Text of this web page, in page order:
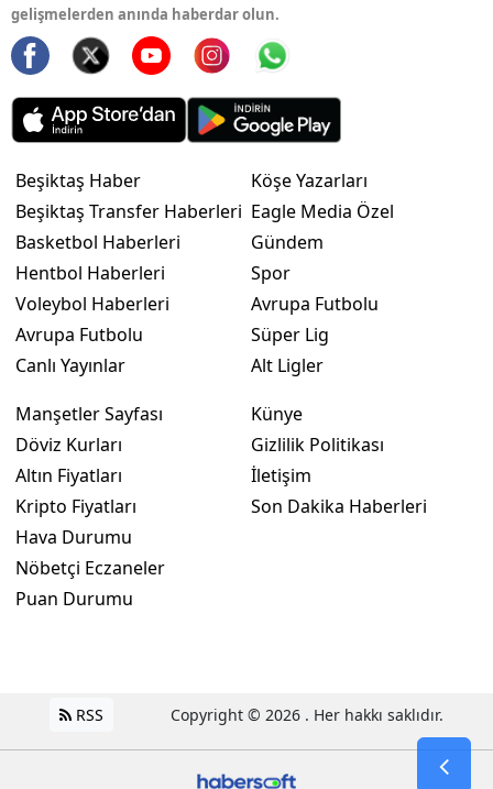
gelişmelerden anında haberdar olun.
Beşiktaş Haber
Beşiktaş Transfer Haberleri
Basketbol Haberleri
Hentbol Haberleri
Voleybol Haberleri
Avrupa Futbolu
Canlı Yayınlar
Köşe Yazarları
Eagle Media Özel
Gündem
Spor
Avrupa Futbolu
Süper Lig
Alt Ligler
Manşetler Sayfası
Döviz Kurları
Altın Fiyatları
Kripto Fiyatları
Hava Durumu
Nöbetçi Eczaneler
Puan Durumu
Künye
Gizlilik Politikası
İletişim
Son Dakika Haberleri
RSS Copyright © 2026 . Her hakkı saklıdır.